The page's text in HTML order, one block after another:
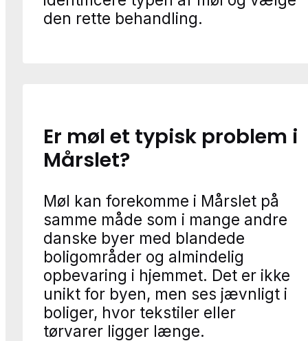
den rette behandling.
Er møl et typisk problem i
Mårslet?
Møl kan forekomme i Mårslet på
samme måde som i mange andre
danske byer med blandede
boligområder og almindelig
opbevaring i hjemmet. Det er ikke
unikt for byen, men ses jævnligt i
boliger, hvor tekstiler eller
tørvarer ligger længe.